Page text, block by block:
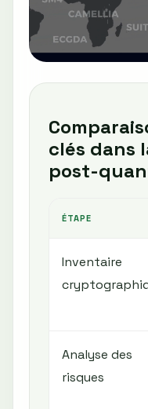
clés dans
post-
ÉTAPE
Inventaire
Analyse des
risques